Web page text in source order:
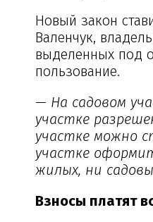
Новый закон
Валенчук,
выделенных под
пользование.
— На садовом
участке
участке можно
участке
жилых, ни
Взносы платят